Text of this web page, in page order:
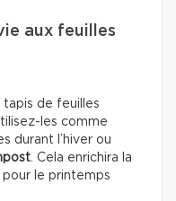
aux feuilles
tapis de feuilles
les comme
durant l’hiver ou
. Cela enrichira la
le printemps